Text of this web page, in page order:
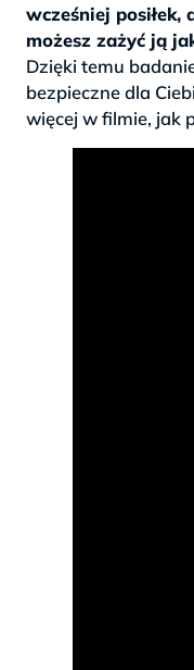
wcześniej posiłek,
możesz zażyć ją
Dzięki temu
bezpieczne dla
więcej w filmie, jak